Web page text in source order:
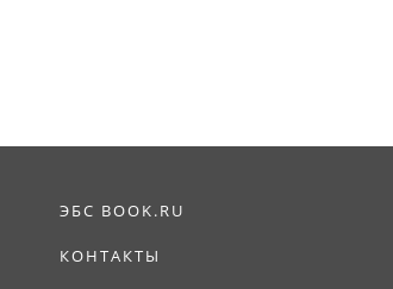
ЭБС BOOK.RU
КОНТАКТЫ